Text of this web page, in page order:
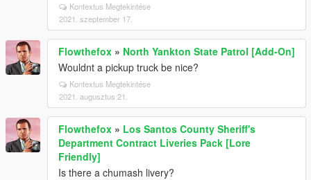
Kontextus Megtekintése
2021. szeptember 17.
Flowthefox » North Yankton State Patrol [Add-On]
Wouldnt a pickup truck be nice?
Kontextus Megtekintése
2021. augusztus 21.
Flowthefox » Los Santos County Sheriff's
Department Contract Liveries Pack [Lore
Friendly]
Is there a chumash livery?